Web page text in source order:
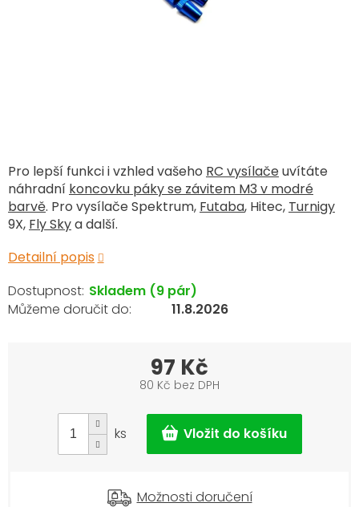
Pro lepší funkci i vzhled vašeho RC vysílačeuvítáte
náhradní koncovku páky se závitem M3 v modré
barvě. Pro vysílače Spektrum, Futaba, Hitec, Turnigy
9X, Fly Skya další.
Detailní popis
Skladem (9 pár)
11.8.2026
97 Kč
80 Kč bez DPH
cena:
ks
Možnosti doručení